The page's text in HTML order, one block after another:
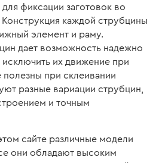
фиксации заготовок во
каждой струбцины
элемент и раму.
дает возможность надежно
исключить их движение при
при склеивании
разные вариации струбцин,
и точным
сайте различные модели
они обладают высоким